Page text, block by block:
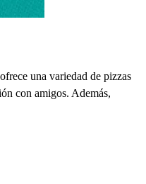
una variedad de pizzas
con amigos. Además,